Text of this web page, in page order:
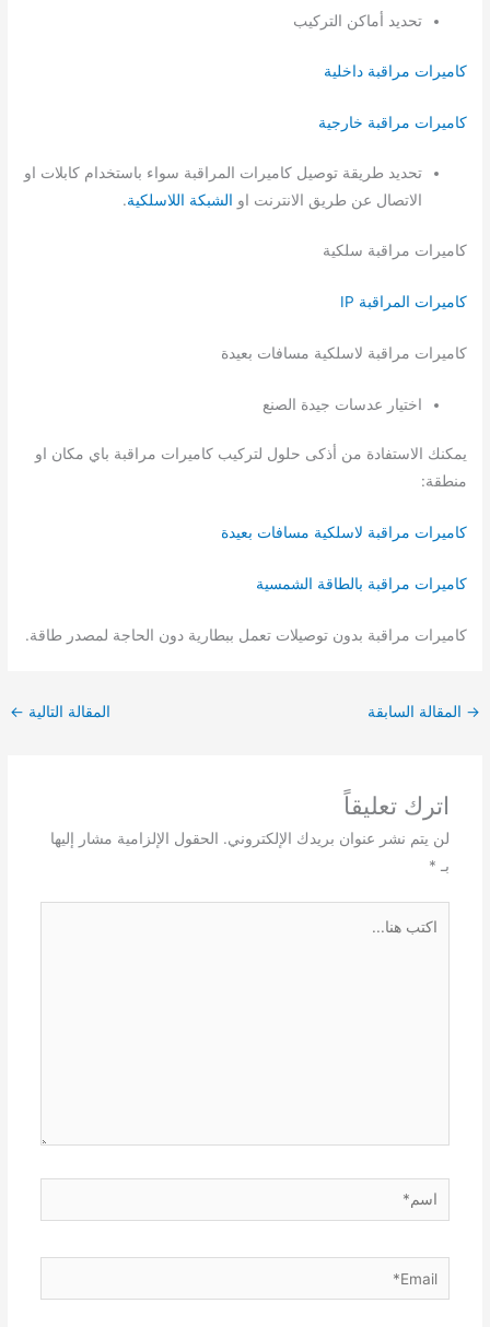
تحديد أماكن التركيب
كاميرات مراقبة داخلية
كاميرات مراقبة خارجية
تحديد طريقة توصيل كاميرات المراقبة سواء باستخدام كابلات او
الاتصال عن طريق الانترنت او الشبكة اللاسلكية.
كاميرات مراقبة سلكية
كاميرات المراقبة IP
كاميرات مراقبة لاسلكية مسافات بعيدة
اختيار عدسات جيدة الصنع
يمكنك الاستفادة من أذكى حلول لتركيب كاميرات مراقبة باي مكان او
منطقة:
كاميرات مراقبة لاسلكية مسافات بعيدة
كاميرات مراقبة بالطاقة الشمسية
كاميرات مراقبة بدون توصيلات تعمل ببطارية دون الحاجة لمصدر طاقة.
→ المقالة السابقة المقالة التالية ←
اترك تعليقاً
لن يتم نشر عنوان بريدك الإلكتروني. الحقول الإلزامية مشار إليها
بـ *
اسم*
Email*